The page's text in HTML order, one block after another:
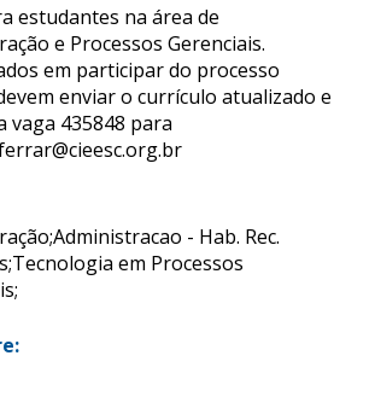
estudantes na área de
e Processos Gerenciais.
em participar do processo
enviar o currículo atualizado e
vaga 435848 para
- Hab. Rec.
em Processos
: